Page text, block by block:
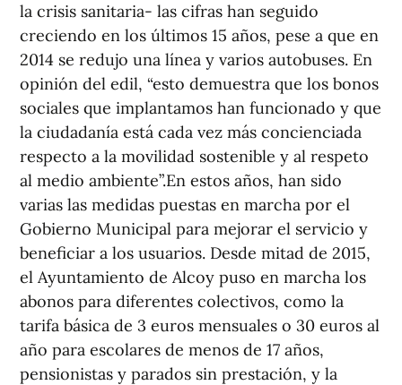
la crisis sanitaria- las cifras han seguido
creciendo en los últimos 15 años, pese a que en
2014 se redujo una línea y varios autobuses. En
opinión del edil, “esto demuestra que los bonos
sociales que implantamos han funcionado y que
la ciudadanía está cada vez más concienciada
respecto a la movilidad sostenible y al respeto
al medio ambiente”.En estos años, han sido
varias las medidas puestas en marcha por el
Gobierno Municipal para mejorar el servicio y
beneficiar a los usuarios. Desde mitad de 2015,
el Ayuntamiento de Alcoy puso en marcha los
abonos para diferentes colectivos, como la
tarifa básica de 3 euros mensuales o 30 euros al
año para escolares de menos de 17 años,
pensionistas y parados sin prestación, y la